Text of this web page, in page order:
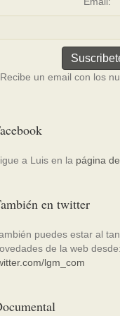
Recibe un email con los
a Luis en la página
en twitter
puedes estar al
de la web desde:
lgm_com